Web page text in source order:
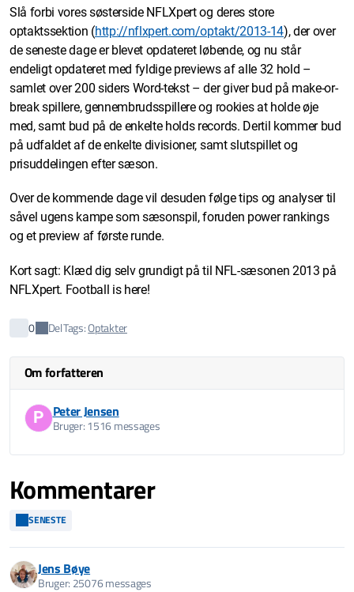
Slå forbi vores søsterside NFLXpert og deres store
optaktssektion (http://nflxpert.com/optakt/2013-14), der over
de seneste dage er blevet opdateret løbende, og nu står
endeligt opdateret med fyldige previews af alle 32 hold –
samlet over 200 siders Word-tekst – der giver bud på make-or-
break spillere, gennembrudsspillere og rookies at holde øje
med, samt bud på de enkelte holds records. Dertil kommer bud
på udfaldet af de enkelte divisioner, samt slutspillet og
prisuddelingen efter sæson.
Over de kommende dage vil desuden følge tips og analyser til
såvel ugens kampe som sæsonspil, foruden power rankings
og et preview af første runde.
Kort sagt: Klæd dig selv grundigt på til NFL-sæsonen 2013 på
NFLXpert. Football is here!
0 DelTags:Optakter
Om forfatteren
P Peter Jensen
Bruger: 1516 messages
Kommentarer
SENESTE
Jens Bøye
Bruger: 25076 messages